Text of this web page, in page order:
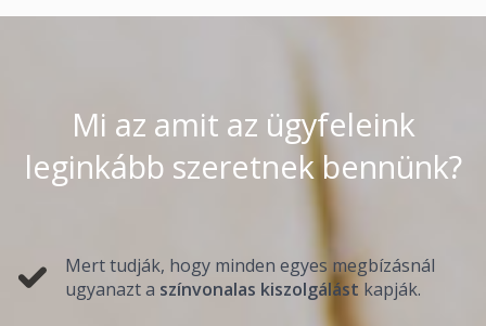
Mi az amit az ügyfeleink
leginkább szeretnek bennünk?
Mert tudják, hogy minden egyes megbízásnál
ugyanazt a színvonalas kiszolgálást kapják.